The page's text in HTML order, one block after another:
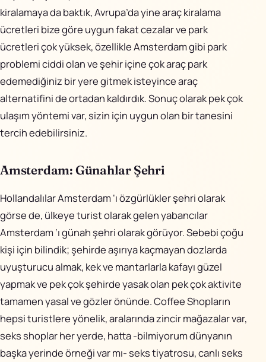
kiralamaya da baktık, Avrupa’da yine araç kiralama
ücretleri bize göre uygun fakat cezalar ve park
ücretleri çok yüksek, özellikle Amsterdam gibi park
problemi ciddi olan ve şehir içine çok araç park
edemediğiniz bir yere gitmek isteyince araç
alternatifini de ortadan kaldırdık. Sonuç olarak pek çok
ulaşım yöntemi var, sizin için uygun olan bir tanesini
tercih edebilirsiniz.
Amsterdam: Günahlar Şehri
Hollandalılar Amsterdam ‘ı özgürlükler şehri olarak
görse de, ülkeye turist olarak gelen yabancılar
Amsterdam ‘ı günah şehri olarak görüyor. Sebebi çoğu
kişi için bilindik; şehirde aşırıya kaçmayan dozlarda
uyuşturucu almak, kek ve mantarlarla kafayı güzel
yapmak ve pek çok şehirde yasak olan pek çok aktivite
tamamen yasal ve gözler önünde. Coffee Shopların
hepsi turistlere yönelik, aralarında zincir mağazalar var,
seks shoplar her yerde, hatta -bilmiyorum dünyanın
başka yerinde örneği var mı- seks tiyatrosu, canlı seks